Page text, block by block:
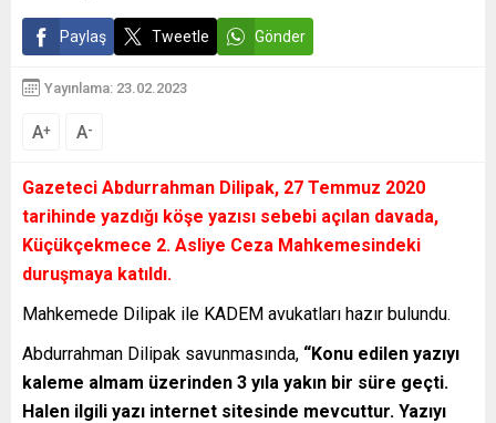
Paylaş Tweetle Gönder
Yayınlama: 23.02.2023
A+ A-
Gazeteci Abdurrahman Dilipak, 27 Temmuz 2020
tarihinde yazdığı köşe yazısı sebebi açılan davada,
Küçükçekmece 2. Asliye Ceza Mahkemesindeki
duruşmaya katıldı.
Mahkemede Dilipak ile KADEM avukatları hazır bulundu.
Abdurrahman Dilipak savunmasında, “Konu edilen yazıyı
kaleme almam üzerinden 3 yıla yakın bir süre geçti.
Halen ilgili yazı internet sitesinde mevcuttur. Yazıyı